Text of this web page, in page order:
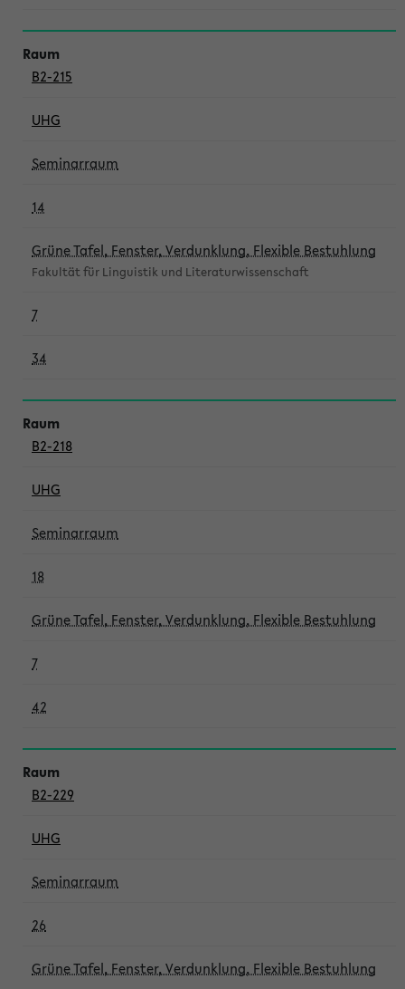
B2-215
UHG
Seminarraum
14
Grüne Tafel, Fenster, Verdunklung, Flexible Bestuhlung
Fakultät für Linguistik und Literaturwissenschaft
7
34
B2-218
UHG
Seminarraum
18
Grüne Tafel, Fenster, Verdunklung, Flexible Bestuhlung
7
42
B2-229
UHG
Seminarraum
26
Grüne Tafel, Fenster, Verdunklung, Flexible Bestuhlung